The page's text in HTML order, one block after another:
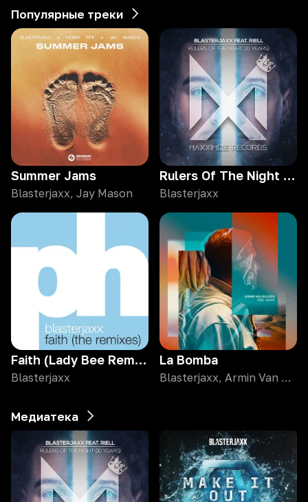
Популярные треки
Summer Jams
Blasterjaxx, Jay Mason
Rulers Of The Night (10 Years) [feat. RIELL]
Blasterjaxx
Faith (Lady Bee Remix)
Blasterjaxx
La Bomba
Blasterjaxx, Armin Van Buuren
Медиатека